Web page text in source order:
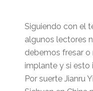
Siguiendo con el
algunos lectores
debemos fresar
implante y si esto
Por suerte Jianru